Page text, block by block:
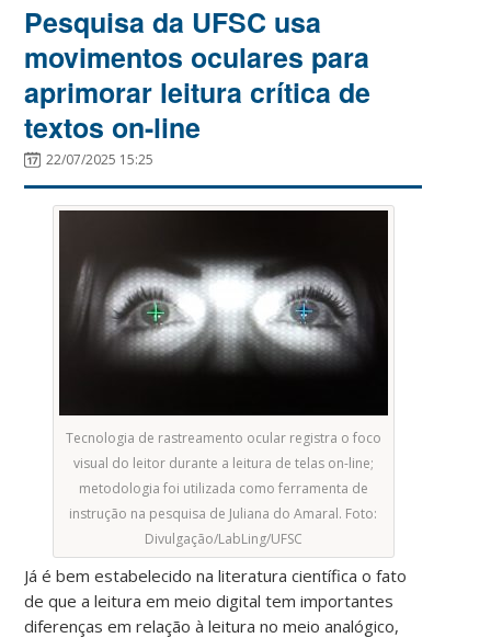
Pesquisa da UFSC usa
movimentos oculares para
aprimorar leitura crítica de
textos on-line
22/07/2025 15:25
Tecnologia de rastreamento ocular registra o foco
visual do leitor durante a leitura de telas on-line;
metodologia foi utilizada como ferramenta de
instrução na pesquisa de Juliana do Amaral. Foto:
Divulgação/LabLing/UFSC
Já é bem estabelecido na literatura científica o fato
de que a leitura em meio digital tem importantes
diferenças em relação à leitura no meio analógico,